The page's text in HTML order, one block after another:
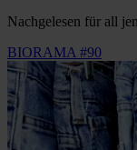
Nachgelesen für all
BIORAMA #90